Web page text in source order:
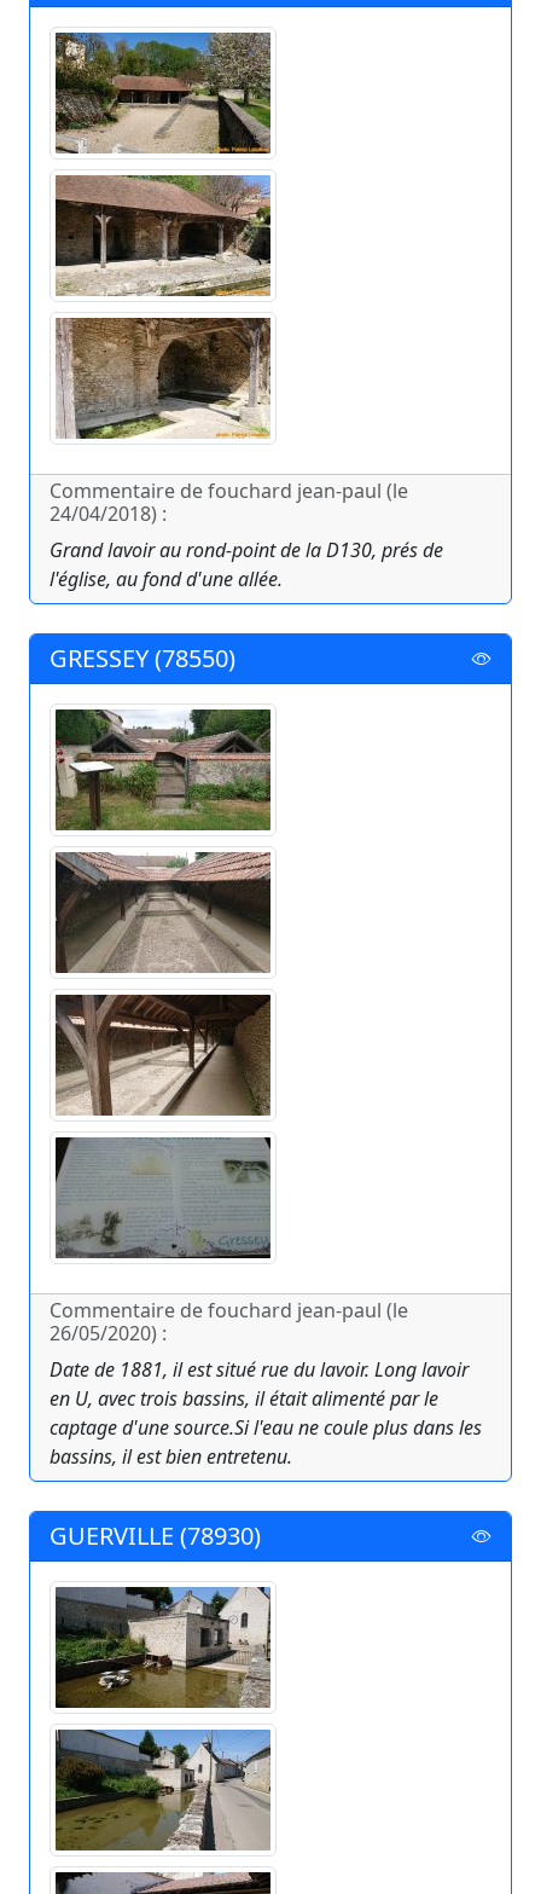
Commentaire de fouchard jean-paul (le
24/04/2018) :
Grand lavoir au rond-point de la D130, prés de
l'église, au fond d'une allée.
GRESSEY (78550)
Commentaire de fouchard jean-paul (le
26/05/2020) :
Date de 1881, il est situé rue du lavoir. Long lavoir
en U, avec trois bassins, il était alimenté par le
captage d'une source.Si l'eau ne coule plus dans les
bassins, il est bien entretenu.
GUERVILLE (78930)